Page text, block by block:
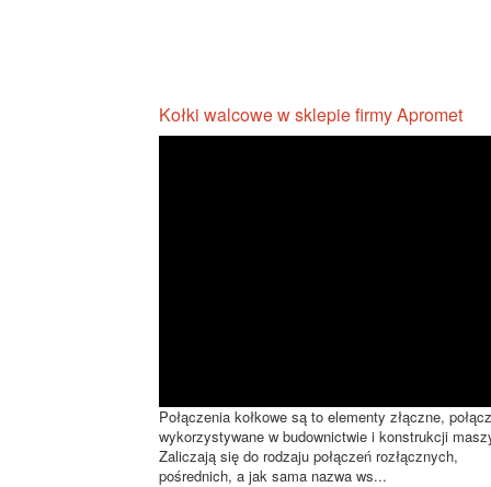
Kołki walcowe w sklepie firmy Apromet
Połączenia kołkowe są to elementy złączne,
wykorzystywane w budownictwie i konstrukcji
Zaliczają się do rodzaju połączeń rozłącznych,
pośrednich, a jak sama nazwa ws...